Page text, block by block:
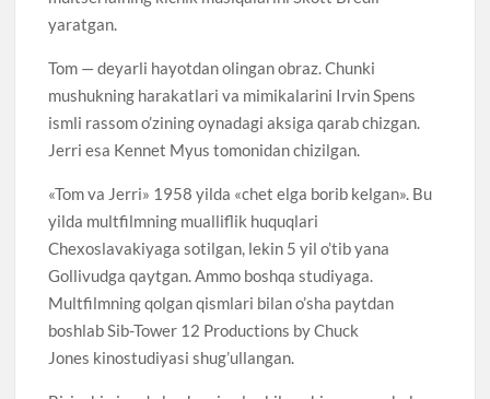
yaratgan.
Tom — deyarli hayotdan olingan obraz. Chunki
mushukning harakatlari va mimikalarini Irvin Spens
ismli rassom o’zining oynadagi aksiga qarab chizgan.
Jerri esa Kennet Myus tomonidan chizilgan.
«Tom va Jerri» 1958 yilda «chet elga borib kelgan». Bu
yilda multfilmning mualliflik huquqlari
Chexoslavakiyaga sotilgan, lekin 5 yil o’tib yana
Gollivudga qaytgan. Ammo boshqa studiyaga.
Multfilmning qolgan qismlari bilan o’sha paytdan
boshlab Sib-Tower 12 Productions by Chuck
Jones kinostudiyasi shug’ullangan.